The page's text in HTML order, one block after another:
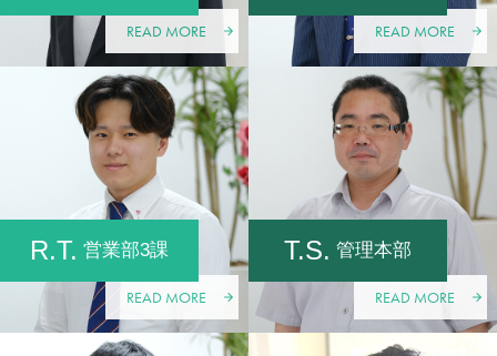
READ MORE READ MORE
R.T. 営業部3課
READ MORE
T.S. 管理本部
READ MORE